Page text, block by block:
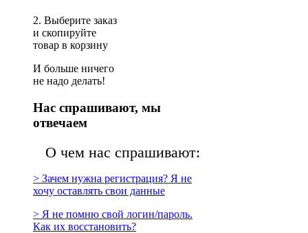
2. Выберите заказ
и скопируйте
товар в корзину
И больше ничего
не надо делать!
Нас спрашивают, мы
отвечаем
О чем нас спрашивают:
> Зачем нужна регистрация? Я не
хочу оставлять свои данные
> Я не помню свой логин/пароль.
Как их восстановить?